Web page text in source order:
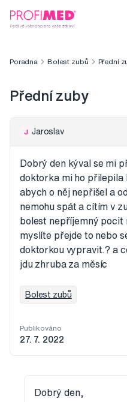
Poradna Bolest zubů Přední
Přední zuby
J Jaroslav
Dobrý den kýval se mi
doktorka mi ho přilepila
abych o něj nepřišel a
nemohu spát a cítím v
bolest nepříjemný pocit
myslíte přejde to nebo
doktorkou vypravit.? a
jdu zhruba za měsíc
Bolest zubů
Publikováno
27. 7. 2022
Dobrý den,